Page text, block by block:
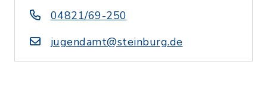
04821/69-250
jugendamt@steinburg.de